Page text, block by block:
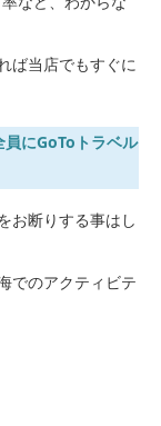
ば当店でもすぐに
員にGoToトラベル
お断りする事はし
でのアクティビテ